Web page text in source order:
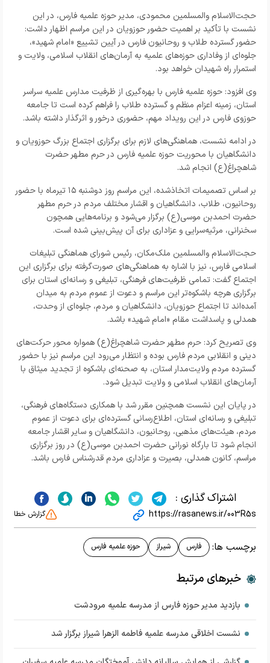
حجت‌الاسلام والمسلمین محمودی، مدیر حوزه علمیه فارس، در این
نشست با تأکید بر اهمیت حضور حوزویان در این مراسم اظهار داشت:
حضور گسترده طلاب و روحانیون فارس در آیین تشییع «امام شهید»،
جلوه‌ای از وفاداری حوزه‌های علمیه به آرمان‌های انقلاب اسلامی، ولایت و
استمرار راه شهیدان خواهد بود.
وی افزود: حوزه علمیه فارس با بهره‌گیری از ظرفیت مدارس علمیه سراسر
استان، زمینه اعزام منظم و گسترده طلاب را فراهم کرده است تا جامعه
حوزوی فارس در این رویداد مهم، حضوری درخور و اثرگذار داشته باشد.
در ادامه نشست، هماهنگی‌های لازم برای برگزاری اجتماع بزرگ حوزویان و
دانشگاهیان با محوریت حوزه علمیه فارس در حرم مطهر حضرت
شاهچراغ(ع) انجام شد.
بر اساس تصمیمات اتخاذشده، این مراسم روز دوشنبه ۱۵ تیرماه با حضور
روحانیون، طلاب، دانشگاهیان و اقشار مختلف مردم در حرم مطهر
حضرت احمدبن موسی(ع) برگزار می‌شود و برنامه‌هایی همچون
سخنرانی، مرثیه‌سرایی و عزاداری برای آن پیش‌بینی شده است.
حجت‌الاسلام والمسلمین ملک‌مکان، رئیس شورای هماهنگی تبلیغات
اسلامی فارس، نیز با اشاره به هماهنگی‌های صورت‌گرفته برای برگزاری این
اجتماع گفت: تمامی ظرفیت‌های فرهنگی، تبلیغی و رسانه‌ای استان برای
برگزاری هرچه باشکوه‌تر این مراسم و دعوت از عموم مردم به میدان
آمده‌اند تا اجتماع حوزویان، دانشگاهیان و مردم، جلوه‌ای از وحدت،
همدلی و پاسداشت مقام «امام شهید» باشد.
وی تصریح کرد: حرم مطهر حضرت شاهچراغ(ع) همواره محور حرکت‌های
دینی و انقلابی مردم فارس بوده و انتظار می‌رود این مراسم نیز با حضور
گسترده مردم ولایت‌مدار استان، به صحنه‌ای باشکوه از تجدید میثاق با
آرمان‌های انقلاب اسلامی و ولایت تبدیل شود.
در پایان این نشست همچنین مقرر شد با همکاری دستگاه‌های فرهنگی،
تبلیغی و رسانه‌ای استان، اطلاع‌رسانی گسترده‌ای برای دعوت از عموم
مردم، هیئت‌های مذهبی، روحانیون، دانشگاهیان و سایر اقشار جامعه
انجام شود تا بارگاه نورانی حضرت احمدبن موسی(ع) در روز برگزاری
مراسم، کانون همدلی، بصیرت و عزاداری مردم قدرشناس فارس باشد.
اشتراک گذاری :
https://rasanews.ir/003R5s گزارش خطا
برچسب ها: فارس شیراز حوزه علمیه فارس
خبرهای مرتبط
بازدید مدیر حوزه فارس از مدرسه علمیه مرودشت
نشست اخلاقی مدرسه علمیه فاطمه الزهرا شیراز برگزار شد